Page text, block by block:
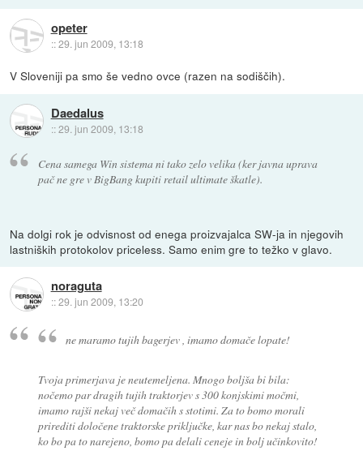
opeter
::29. jun 2009, 13:18
V Sloveniji pa smo še vedno ovce (razen na sodiščih).
Daedalus
::29. jun 2009, 13:18
Cena samega Win sistema ni tako zelo velika (ker javna uprava
pač ne gre v BigBang kupiti retail ultimate škatle).
Na dolgi rok je odvisnost od enega proizvajalca SW-ja in njegovih
lastniških protokolov priceless. Samo enim gre to težko v glavo.
noraguta
::29. jun 2009, 13:20
ne maramo tujih bagerjev , imamo domače lopate!
Tvoja primerjava je neutemeljena. Mnogo boljša bi bila:
nočemo par dragih tujih traktorjev s 300 konjskimi močmi,
imamo rajši nekaj več domačih s stotimi. Za to bomo morali
prirediti določene traktorske priključke, kar nas bo nekaj stalo,
ko bo pa to narejeno, bomo pa delali ceneje in bolj učinkovito!